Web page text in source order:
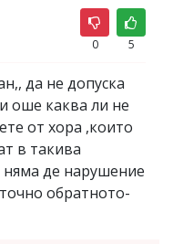
0 5
да не допуска
оше каква ли не
от хора ,които
в такива
няма де нарушение
обратното-